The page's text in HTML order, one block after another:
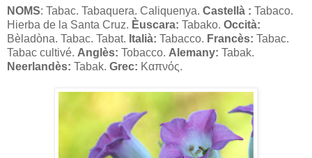
NOMS: Tabac. Tabaquera. Caliquenya. Castellà : Tabaco.
Hierba de la Santa Cruz. Èuscara: Tabako. Occità:
Bèladòna. Tabac. Tabat. Italià: Tabacco. Francès: Tabac.
Tabac cultivé. Anglès: Tobacco. Alemany: Tabak.
Neerlandès: Tabak. Grec: Καπνός.